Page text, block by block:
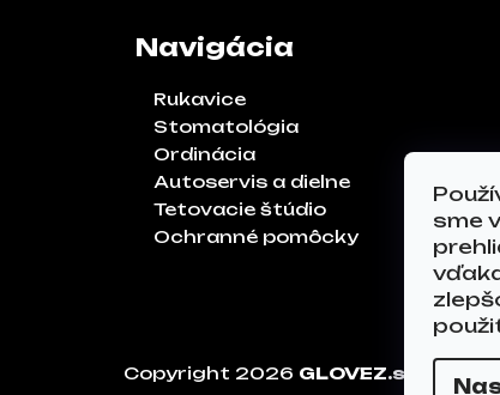
sme
Navigácia
Rukavice
Stomatológia
Ordinácia
Autoservis a dielne
Tetovacie štúdio
Ochranné pomôcky
Copyright 2026 GLOVEZ.sk .